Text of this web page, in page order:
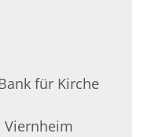
für Kirche
Viernheim